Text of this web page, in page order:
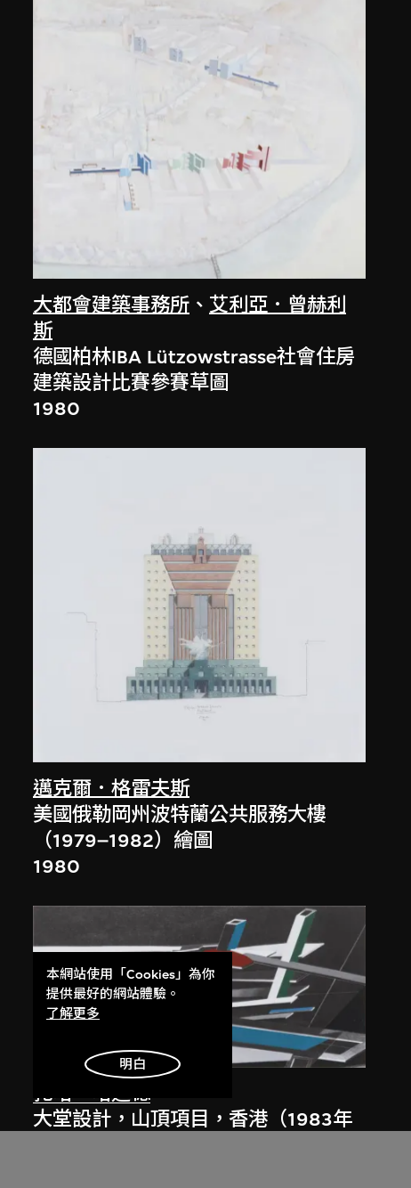
大都會建築事務所 、艾利亞．曾赫利
斯
德國柏林IBA Lützowstrasse社會住房
建築設計比賽參賽草圖
1980
邁克爾．格雷夫斯
美國俄勒岡州波特蘭公共服務大樓
（1979–1982）繪圖
1980
扎哈．哈迪德
大堂設計，山頂項目，香港（1983年
本網站使用「Cookies」為你
提供最好的網站體驗。
了解更多
明白